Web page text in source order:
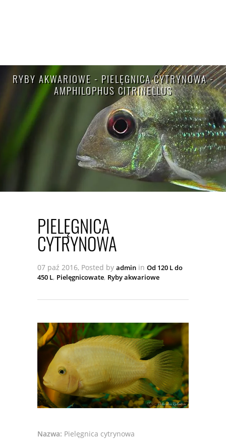
RYBY AKWARIOWE - PIELĘGNICA CYTRYNOWA -
AMPHILOPHUS CITRINELLUS
PIELĘGNICA
CYTRYNOWA
07 paź 2016, Posted by admin in Od 120 L do
450 L, Pielęgnicowate, Ryby akwariowe
Nazwa: Pielęgnica cytrynowa